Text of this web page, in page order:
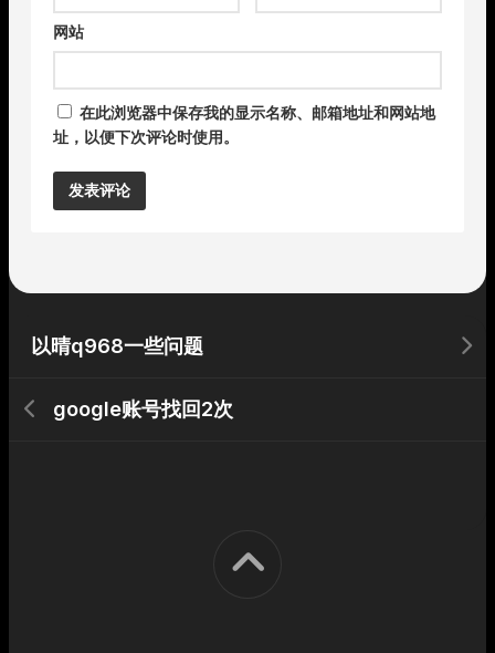
网站
在此浏览器中保存我的显示名称、邮箱地址和网站地
址，以便下次评论时使用。
以晴q968一些问题
google账号找回2次